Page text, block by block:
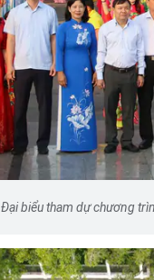
Đại biểu tham dự chương